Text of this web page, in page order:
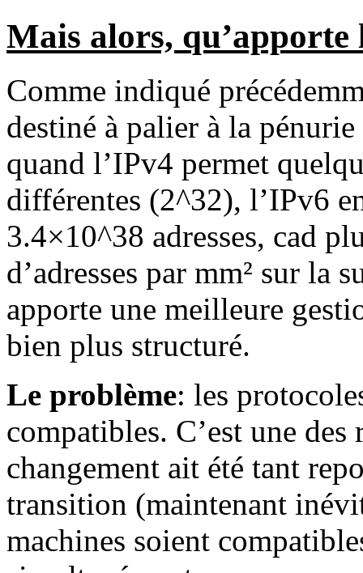
Mais alors, qu’apporte
Comme indiqué
destiné à palier à la
quand l’IPv4 permet
différentes (2^32), l’IPv6
3.4×10^38 adresses, cad
d’adresses par mm² sur la
apporte une meilleure
bien plus structuré.
Le problème: les
compatibles. C’est une
changement ait été tant
transition (maintenant
machines soient